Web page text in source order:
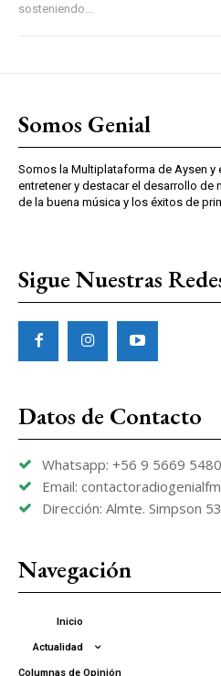
sosteniendo...
Somos Genial
Somos la Multiplataforma de Aysen
entretener y destacar el desarrollo de
de la buena música y los éxitos de
Sigue Nuestras
Datos de Contacto
Whatsapp: +56 9 5669 5480
Email:
Dirección: Almte. Simpson
Navegación
Inicio
Actualidad
Columnas de Opinión